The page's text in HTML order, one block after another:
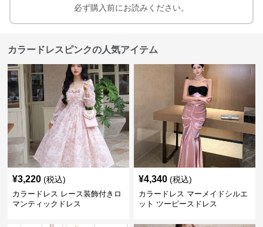
必ず購入前にお読みください。
カラードレスピンクの人気アイテム
¥3,220 (税込)
カラードレス レース装飾付きロ
マンティックドレス
¥4,340 (税込)
カラードレス マーメイドシルエ
ット ツーピースドレス